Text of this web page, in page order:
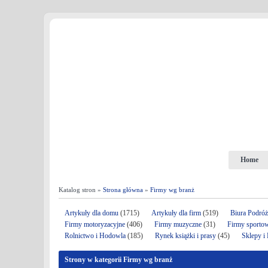
Home
Katalog stron » Strona główna » Firmy wg branż
Artykuły dla domu (1715) Artykuły dla firm (519)
Biura
Firmy motoryzacyjne (406) Firmy muzyczne (31)
Firmy
Rolnictwo i Hodowla (185) Rynek książki i prasy (45) Sklepy i
Strony w kategorii Firmy wg branż